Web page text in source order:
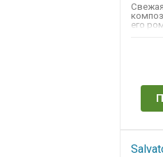
его